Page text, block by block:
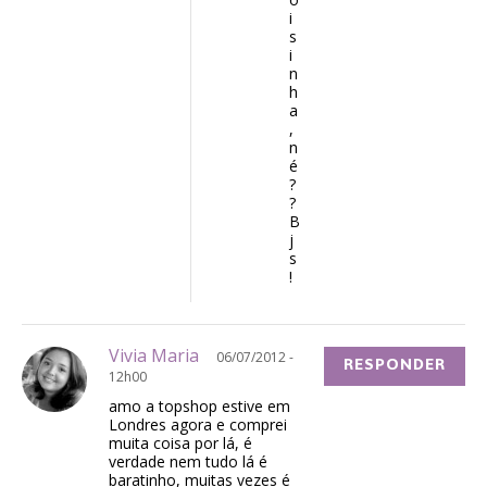
i
s
i
n
h
a
,
n
é
?
?
B
j
s
!
Vivia Maria
06/07/2012 -
12h00
amo a topshop estive em
Londres agora e comprei
muita coisa por lá, é
verdade nem tudo lá é
baratinho, muitas vezes é
RESPONDER